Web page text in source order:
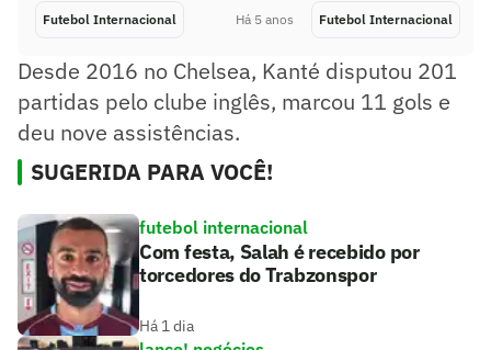
Futebol Internacional Há 5 anos Futebol Internacional
Desde 2016 no Chelsea, Kanté disputou 201
partidas pelo clube inglês, marcou 11 gols e
deu nove assistências.
SUGERIDA PARA VOCÊ!
futebol internacional
Com festa, Salah é recebido por
torcedores do Trabzonspor
Há 1 dia